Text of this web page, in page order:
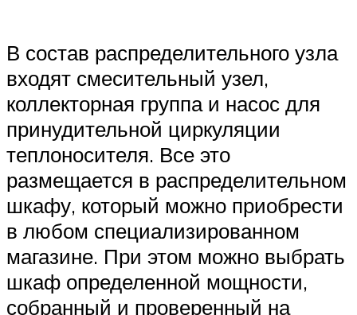
В состав распределительного узла
входят смесительный узел,
коллекторная группа и насос для
принудительной циркуляции
теплоносителя. Все это
размещается в распределительном
шкафу, который можно приобрести
в любом специализированном
магазине. При этом можно выбрать
шкаф определенной мощности,
собранный и проверенный на